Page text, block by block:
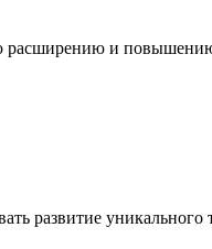
расширению и
развитие